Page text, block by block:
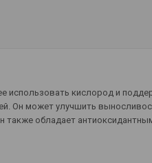
использовать кислород и
Он может улучшить
обладает